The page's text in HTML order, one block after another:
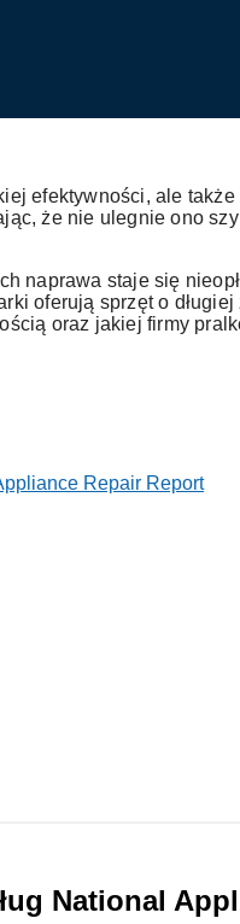
efektywności, ale
że nie ulegnie ono
naprawa staje się
oferują sprzęt o
oraz jakiej firmy
Repair Report
National